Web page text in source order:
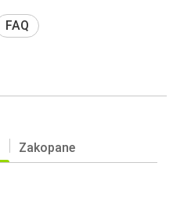
FAQ
Zakopane